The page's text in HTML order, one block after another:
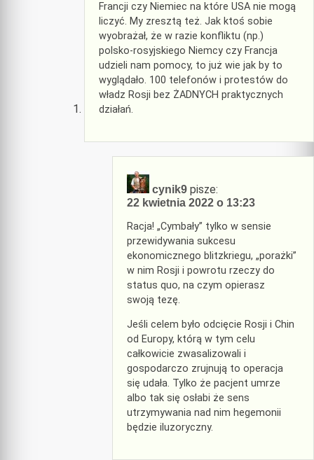
Francji czy Niemiec na które USA nie mogą
liczyć. My zresztą też. Jak ktoś sobie
wyobrażał, że w razie konfliktu (np.)
polsko-rosyjskiego Niemcy czy Francja
udzieli nam pomocy, to już wie jak by to
wyglądało. 100 telefonów i protestów do
władz Rosji bez ŻADNYCH praktycznych
działań.
cynik9 pisze:
22 kwietnia 2022 o 13:23
Racja! „Cymbały” tylko w sensie
przewidywania sukcesu
ekonomicznego blitzkriegu, „porażki”
w nim Rosji i powrotu rzeczy do
status quo, na czym opierasz
swoją tezę.
Jeśli celem było odcięcie Rosji i Chin
od Europy, którą w tym celu
całkowicie zwasalizowali i
gospodarczo zrujnują to operacja
się udała. Tylko że pacjent umrze
albo tak się osłabi że sens
utrzymywania nad nim hegemonii
będzie iluzoryczny.